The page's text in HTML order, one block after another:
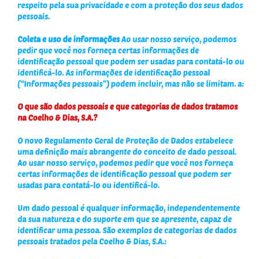
respeito pela sua privacidade e com a proteção dos seus dados
pessoais.
Coleta e uso de informaçõesAo usar nosso serviço, podemos
pedir que você nos forneça certas informações de
identificação pessoal que podem ser usadas para contatá-lo ou
identificá-lo. As informações de identificação pessoal
(“Informações pessoais”) podem incluir, mas não se limitam. a:
O que são dados pessoais e que categorias de dados tratamos
na Coelho & Dias, S.A.?
O novo Regulamento Geral de Proteção de Dados estabelece
uma definição mais abrangente do conceito de dado pessoal.
Ao usar nosso serviço, podemos pedir que você nos forneça
certas informações de identificação pessoal que podem ser
usadas para contatá-lo ou identificá-lo.
Um dado pessoal é qualquer informação, independentemente
da sua natureza e do suporte em que se apresente, capaz de
identificar uma pessoa. São exemplos de categorias de dados
pessoais tratados pela Coelho & Dias, S.A.: